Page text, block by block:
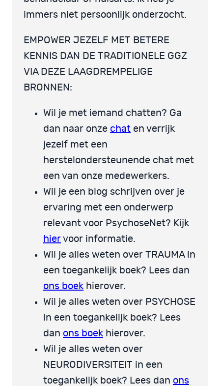
immers niet persoonlijk onderzocht.
EMPOWER JEZELF MET BETERE
KENNIS DAN DE TRADITIONELE GGZ
VIA DEZE LAAGDREMPELIGE
BRONNEN:
Wil je met iemand chatten? Ga
dan naar onze chat en verrijk
jezelf met een
herstelondersteunende chat met
een van onze medewerkers.
Wil je een blog schrijven over je
ervaring met een onderwerp
relevant voor PsychoseNet? Kijk
hier voor informatie.
Wil je alles weten over TRAUMA in
een toegankelijk boek? Lees dan
ons boek hierover.
Wil je alles weten over PSYCHOSE
in een toegankelijk boek? Lees
dan ons boek hierover.
Wil je alles weten over
NEURODIVERSITEIT in een
toegankelijk boek? Lees dan ons